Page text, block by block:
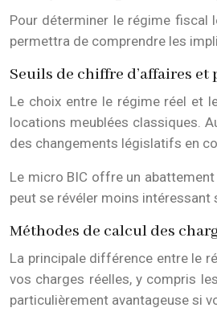
Pour déterminer le régime fiscal
permettra de comprendre les
Seuils de chiffre d’affaires
Le choix entre le régime réel et
locations meublées classiques.
des changements législatifs en
Le micro BIC offre un
peut se révéler moins intéressant
Méthodes de calcul des
La principale différence entre le
vos charges réelles, y compris
particulièrement avantageuse si